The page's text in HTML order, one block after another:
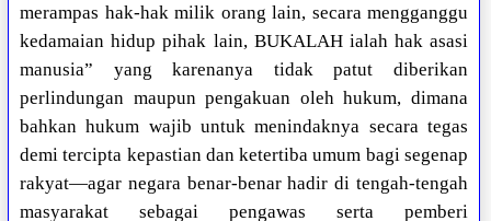
merampas hak-hak milik orang lain, secara mengganggu
kedamaian hidup pihak lain, BUKALAH ialah hak asasi
manusia” yang karenanya tidak patut diberikan
perlindungan maupun pengakuan oleh hukum, dimana
bahkan hukum wajib untuk menindaknya secara tegas
demi tercipta kepastian dan ketertiba umum bagi segenap
rakyat—agar negara benar-benar hadir di tengah-tengah
masyarakat sebagai pengawas serta pemberi